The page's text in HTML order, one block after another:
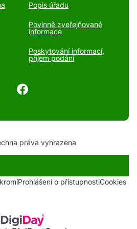
Popis úřadu
Povinně zveřejňované
informace
Poskytování informací,
příjem podání
práva vyhrazena
Prohlášení o přístupnostiCookies